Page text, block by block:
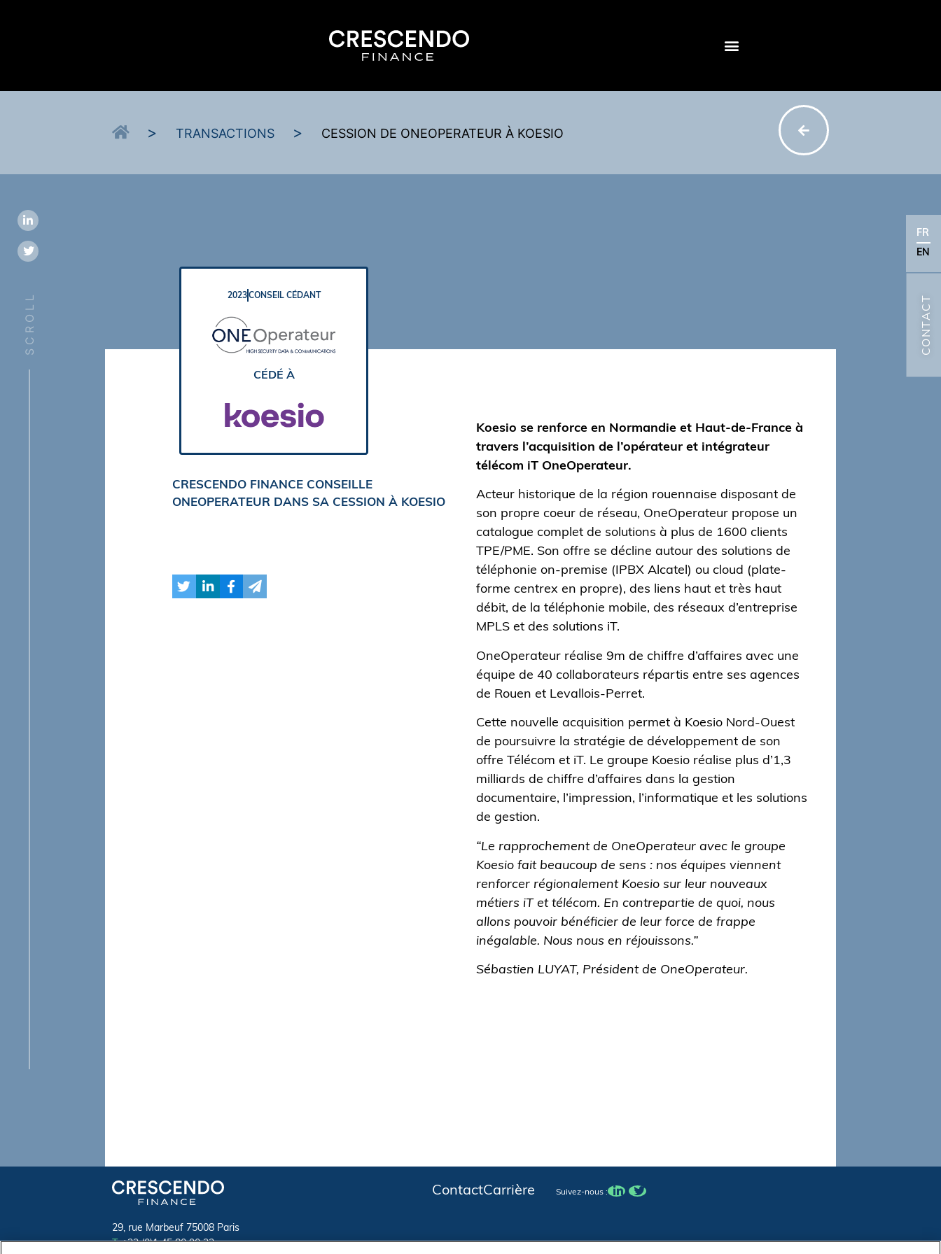
SCROLL
FR
EN
CONTACT
> TRANSACTIONS > CESSION DE ONEOPERATEUR À KOESIO
2023 CONSEIL CÉDANT
CÉDÉ À
CRESCENDO FINANCE CONSEILLE
ONEOPERATEUR DANS SA CESSION À KOESIO
Koesio se renforce en Normandie et Haut-de-France à
travers l’acquisition de l’opérateur et intégrateur
télécom iT OneOperateur.
Acteur historique de la région rouennaise disposant de
son propre coeur de réseau, OneOperateur propose un
catalogue complet de solutions à plus de 1600 clients
TPE/PME. Son offre se décline autour des solutions de
téléphonie on-premise (IPBX Alcatel) ou cloud (plate-
forme centrex en propre), des liens haut et très haut
débit, de la téléphonie mobile, des réseaux d’entreprise
MPLS et des solutions iT.
OneOperateur réalise 9m de chiffre d’affaires avec une
équipe de 40 collaborateurs répartis entre ses agences
de Rouen et Levallois-Perret.
Cette nouvelle acquisition permet à Koesio Nord-Ouest
de poursuivre la stratégie de développement de son
offre Télécom et iT. Le groupe Koesio réalise plus d’1,3
milliards de chiffre d’affaires dans la gestion
documentaire, l’impression, l’informatique et les solutions
de gestion.
“Le rapprochement de OneOperateur avec le groupe
Koesio fait beaucoup de sens : nos équipes viennent
renforcer régionalement Koesio sur leur nouveaux
métiers iT et télécom. En contrepartie de quoi, nous
allons pouvoir bénéficier de leur force de frappe
inégalable. Nous nous en réjouissons.”
Sébastien LUYAT, Président de OneOperateur.
29, rue Marbeuf 75008 Paris
T.+33 (0)1 45 80 90 23
ContactCarrière Suivez-nous :